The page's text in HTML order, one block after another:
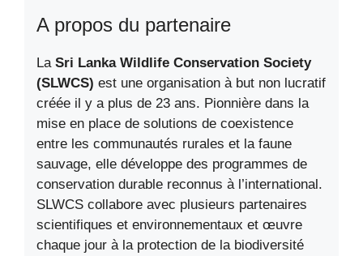
A propos du partenaire
La Sri Lanka Wildlife Conservation Society
(SLWCS) est une organisation à but non lucratif
créée il y a plus de 23 ans. Pionnière dans la
mise en place de solutions de coexistence
entre les communautés rurales et la faune
sauvage, elle développe des programmes de
conservation durable reconnus à l’international.
SLWCS collabore avec plusieurs partenaires
scientifiques et environnementaux et œuvre
chaque jour à la protection de la biodiversité